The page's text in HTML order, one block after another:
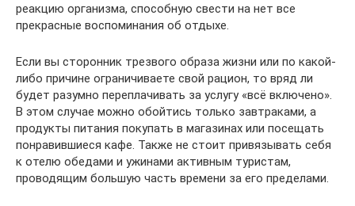
реакцию организма, способную свести на нет все
прекрасные воспоминания об отдыхе.
Если вы сторонник трезвого образа жизни или по какой-
либо причине ограничиваете свой рацион, то вряд ли
будет разумно переплачивать за услугу «всё включено».
В этом случае можно обойтись только завтраками, а
продукты питания покупать в магазинах или посещать
понравившиеся кафе. Также не стоит привязывать себя
к отелю обедами и ужинами активным туристам,
проводящим большую часть времени за его пределами.